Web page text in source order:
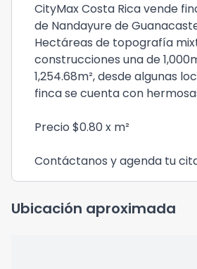
CityMax Costa Rica vende
de Nandayure de
Hectáreas de topografía
construcciones una de
1,254.68m², desde algunas
finca se cuenta con
Precio $0.80 x m²
Contáctanos y agenda tu
Ubicación aproximada